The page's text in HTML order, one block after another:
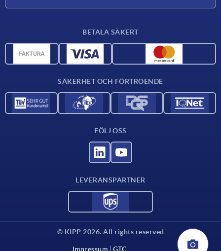
CAD-data
BETALA SÄKERT
SÄKERHET OCH FÖRTROENDE
FÖLJ OSS
LEVERANSPARTNER
© KIPP 2026. All rights reserved
Impressum GTC